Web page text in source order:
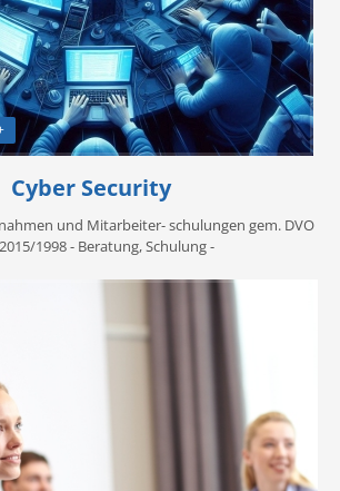
Cyber Security
und Mitarbeiter- schulungen gem. DVO
1998 - Beratung, Schulung -